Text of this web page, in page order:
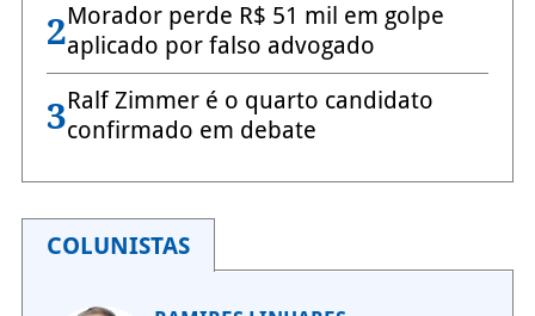
2Morador perde R$ 51 mil em golpe
aplicado por falso advogado
3Ralf Zimmer é o quarto candidato
confirmado em debate
COLUNISTAS